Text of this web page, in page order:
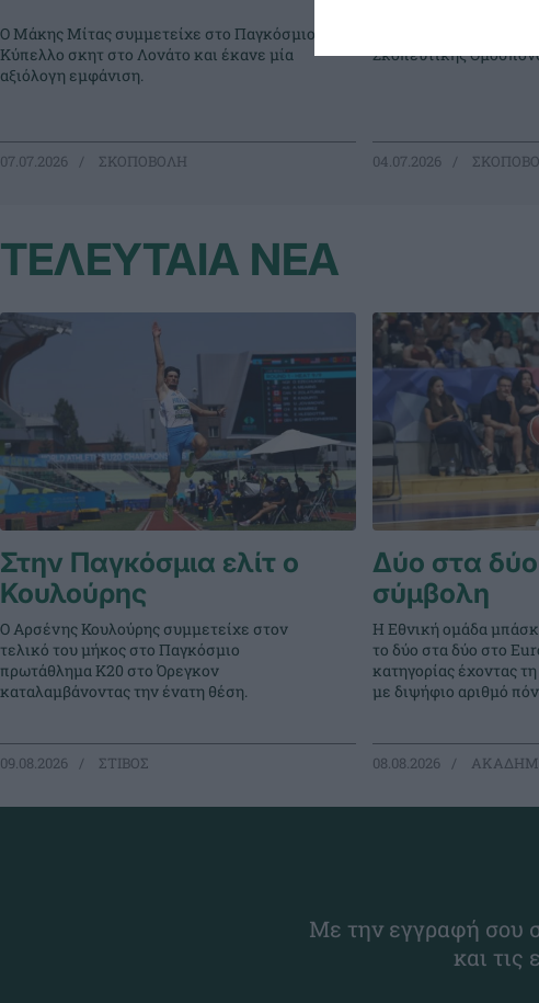
Ο Μάκης Μίτας συμμετείχε στο Παγκόσμιο
Κύπελλο σκητ στο Λονάτο και έκανε μία
αξιόλογη εμφάνιση.
07.07.2026 ΣΚΟΠΟΒΟΛΗ
Μιχελάκη,
Σκοπευτικής
04.07.2026
ΤΕΛΕΥΤΑΙΑ ΝΕΑ
Στην Παγκόσμια ελίτ ο
Κουλούρης
Ο Αρσένης Κουλούρης συμμετείχε στον
τελικό του μήκος στο Παγκόσμιο
πρωτάθλημα Κ20 στο Όρεγκον
καταλαμβάνοντας την ένατη θέση.
09.08.2026 ΣΤΙΒΟΣ
Δύο στα
σύμβολη
Η Εθνική ομάδα
το δύο στα δύο στο
κατηγορίας έχοντας
με διψήφιο αριθμό
08.08.2026
Με την εγγραφή σου
και τις